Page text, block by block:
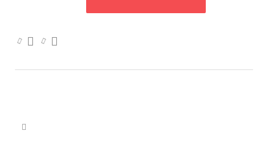
 